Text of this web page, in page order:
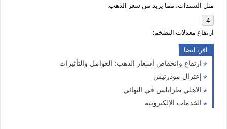
مثل السندات، مما يزيد من سعر الذهب.
ارتفاع معدلات التضخم:
اقرا ايضا
ارتفاع وانخفاض أسعار الذهب: العوامل والتأثيرات
إعتزال مودرتيش
الاهلي طرابلس في النهائي
الخدمات الإلكترونية